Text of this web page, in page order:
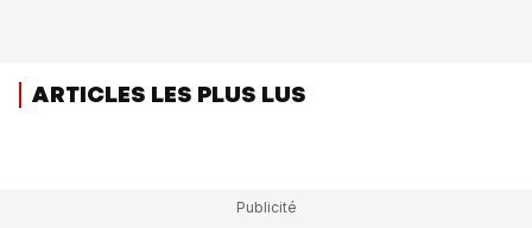
ARTICLES LES PLUS LUS